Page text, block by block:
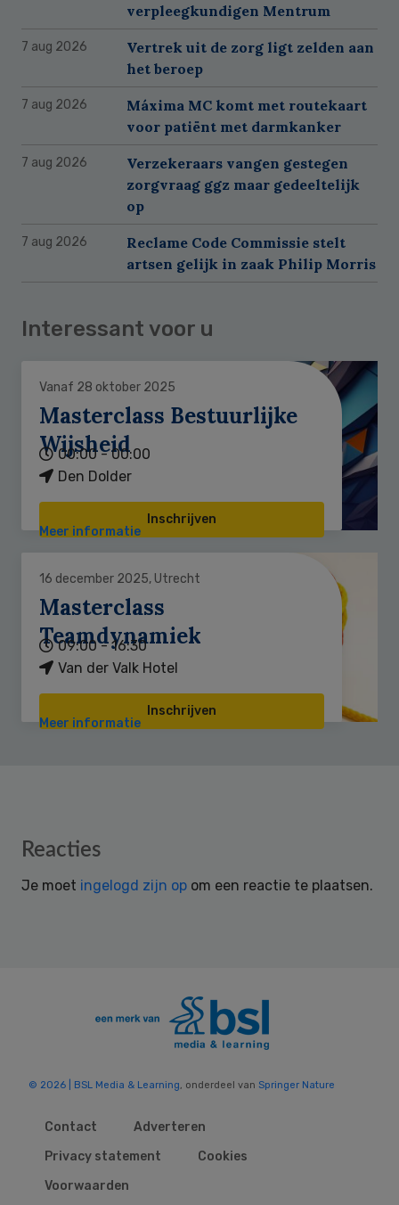
verpleegkundigen Mentrum
7 aug 2026
Vertrek uit de zorg ligt zelden aan
het beroep
7 aug 2026
Máxima MC komt met routekaart
voor patiënt met darmkanker
7 aug 2026
Verzekeraars vangen gestegen
zorgvraag ggz maar gedeeltelijk
op
7 aug 2026
Reclame Code Commissie stelt
artsen gelijk in zaak Philip Morris
Interessant voor u
Vanaf 28 oktober 2025
Masterclass Bestuurlijke
Wijsheid
00:00 - 00:00
Den Dolder
Inschrijven
Meer informatie
16 december 2025, Utrecht
Masterclass
Teamdynamiek
09:00 - 16:30
Van der Valk Hotel
Inschrijven
Meer informatie
Reader
Reacties
Je moet ingelogd zijn op om een reactie te plaatsen.
© 2026 | BSL Media & Learning , onderdeel van Springer Nature
Contact
Adverteren
Privacy statement
Cookies
Voorwaarden